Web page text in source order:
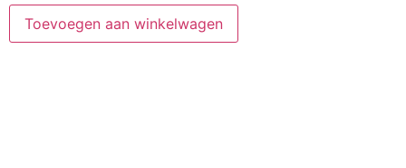
Toevoegen aan winkelwagen